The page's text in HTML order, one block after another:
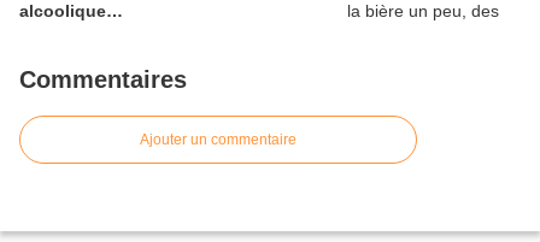
alcoolique…
Commentaires
Ajouter un commentaire